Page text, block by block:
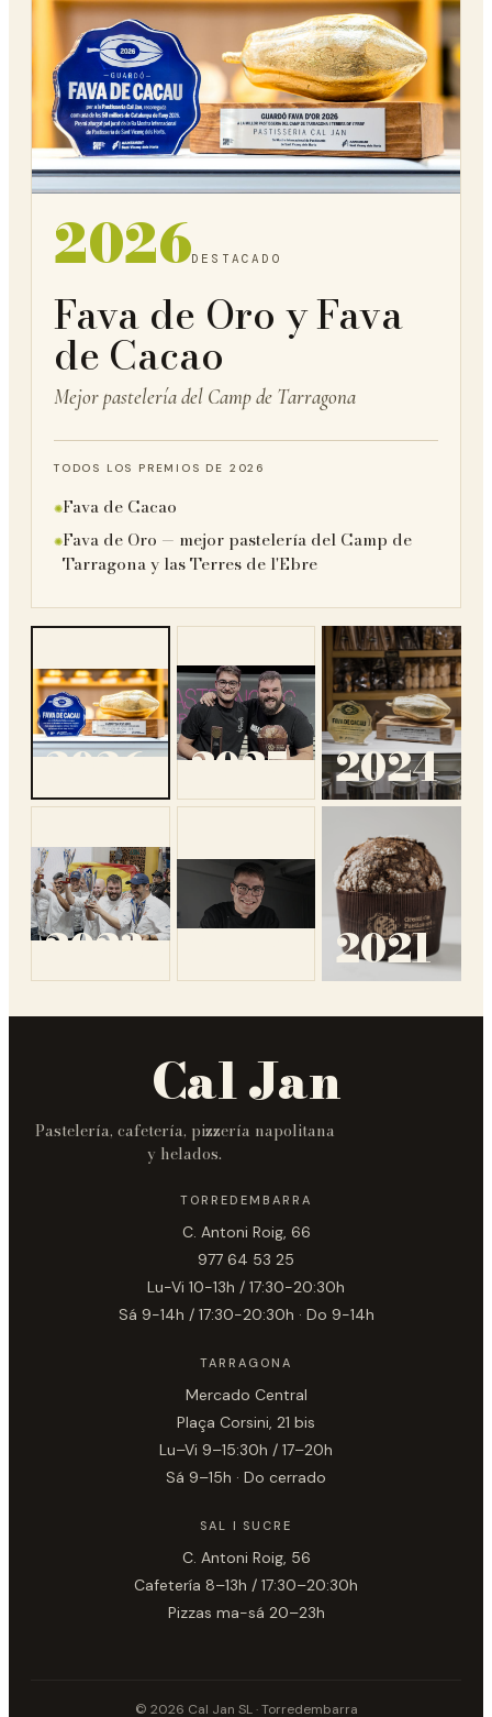
2026DESTACADO
Fava de Oro y Fava
de Cacao
Mejor pastelería del Camp de Tarragona
TODOS LOS PREMIOS DE 2026
✺Fava de Cacao
✺Fava de Oro — mejor pastelería del Camp de
Tarragona y las Terres de l'Ebre
2026 2025 2024
2023 2022 2021
Cal Jan
Pastelería, cafetería, pizzería napolitana
y helados.
TORREDEMBARRA
C. Antoni Roig, 66
977 64 53 25
Lu-Vi 10-13h / 17:30-20:30h
Sá 9-14h / 17:30-20:30h · Do 9-14h
TARRAGONA
Mercado Central
Plaça Corsini, 21 bis
Lu–Vi 9–15:30h / 17–20h
Sá 9–15h · Do cerrado
SAL I SUCRE
C. Antoni Roig, 56
Cafetería 8–13h / 17:30–20:30h
Pizzas ma-sá 20–23h
© 2026 Cal Jan SL · Torredembarra